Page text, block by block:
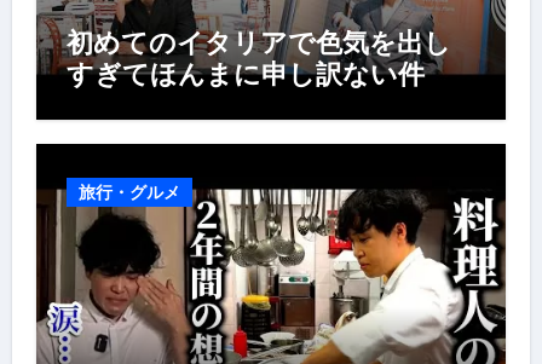
初めてのイタリアで色気を出し
すぎてほんまに申し訳ない件
旅行・グルメ